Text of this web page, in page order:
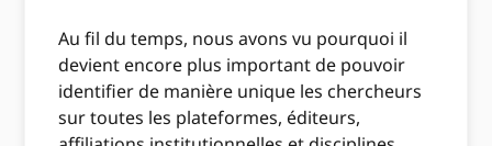
Au fil du temps, nous avons vu pourquoi il
devient encore plus important de pouvoir
identifier de manière unique les chercheurs
sur toutes les plateformes, éditeurs,